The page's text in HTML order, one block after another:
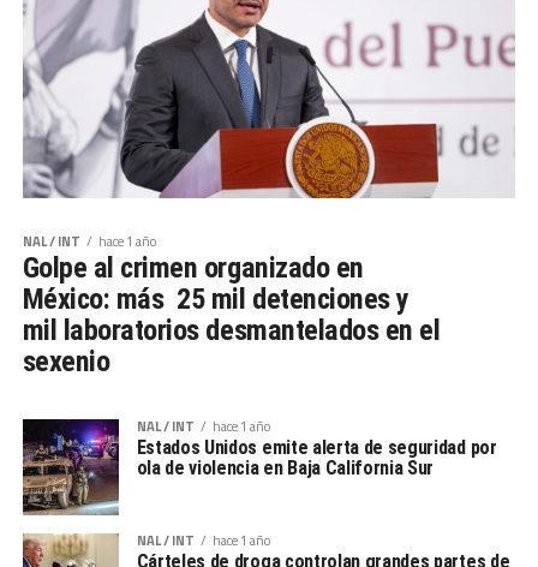
NAL / INT hace 1 año
Golpe al crimen organizado en
México: más 25 mil detenciones y
mil laboratorios desmantelados en el
sexenio
NAL / INT hace 1 año
Estados Unidos emite alerta de seguridad por
ola de violencia en Baja California Sur
NAL / INT hace 1 año
Cárteles de droga controlan grandes partes de